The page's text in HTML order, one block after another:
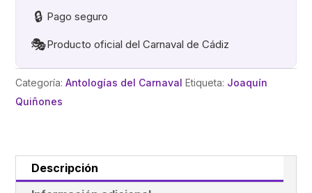
🔒 Pago seguro
🎭Producto oficial del Carnaval de Cádiz
Categoría:Antologías del Carnaval Etiqueta: Joaquín
Quiñones
Descripción